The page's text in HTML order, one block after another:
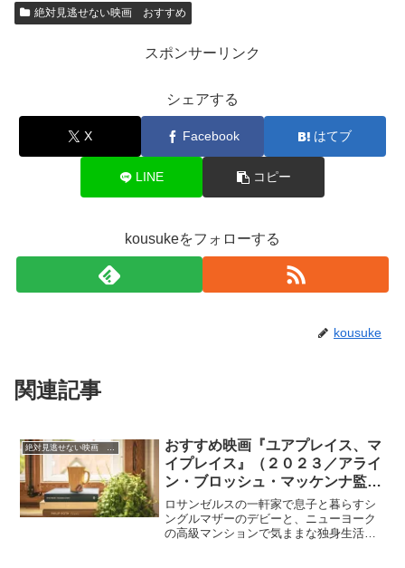
絶対見逃せない映画 おすすめ
スポンサーリンク
シェアする
X Facebook はてブ
LINE コピー
kousukeをフォローする
kousuke
関連記事
絶対見逃せない映画 おすすめ
おすすめ映画『ユアプレイス、マ
イプレイス』（２０２３／アライ
ン・ブロッシュ・マッケンナ監
督）感想‣リース・ウィザースプ
ーン（４７）の魅力がいっぱいの
王道ラブコメ！
ロサンゼルスの一軒家で息子と暮らすシ
ングルマザーのデビーと、ニューヨーク
の高級マンションで気ままな独身生活を